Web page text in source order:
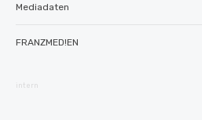
Mediadaten
FRANZMED!EN
intern